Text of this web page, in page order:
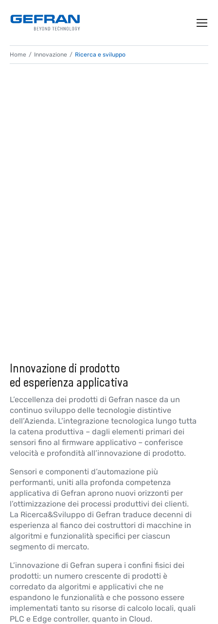
Home Innovazione Ricerca e sviluppo
Innovazione di prodotto
ed esperienza applicativa
L’eccellenza dei prodotti di Gefran nasce da un
continuo sviluppo delle tecnologie distintive
dell’Azienda. L’integrazione tecnologica lungo tutta
la catena produttiva – dagli elementi primari dei
sensori fino al firmware applicativo – conferisce
velocità e profondità all’innovazione di prodotto.
Sensori e componenti d’automazione più
performanti, uniti alla profonda competenza
applicativa di Gefran aprono nuovi orizzonti per
l’ottimizzazione dei processi produttivi dei clienti.
La Ricerca&Sviluppo di Gefran traduce decenni di
esperienza al fianco dei costruttori di macchine in
algoritmi e funzionalità specifici per ciascun
segmento di mercato.
L’innovazione di Gefran supera i confini fisici dei
prodotti: un numero crescente di prodotti è
corredato da algoritmi e applicativi che ne
espandono le funzionalità e che possono essere
implementati tanto su risorse di calcolo locali, quali
PLC e Edge controller, quanto in Cloud.